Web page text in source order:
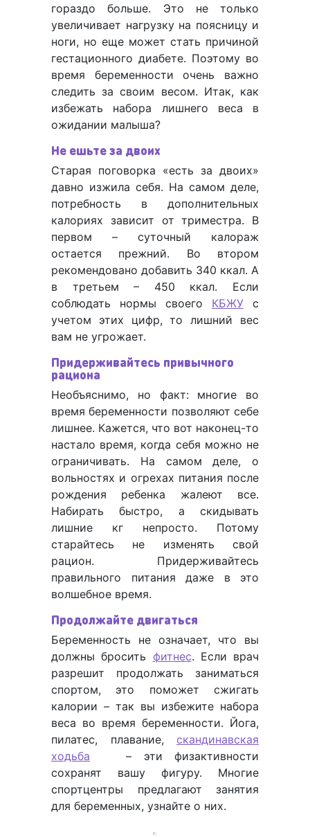
гораздо больше. Это не только
увеличивает нагрузку на поясницу и
ноги, но еще может стать причиной
гестационного диабете. Поэтому во
время беременности очень важно
следить за своим весом. Итак, как
избежать набора лишнего веса в
ожидании малыша?
Не ешьте за двоих
Старая поговорка «есть за двоих»
давно изжила себя. На самом деле,
потребность в дополнительных
калориях зависит от триместра. В
первом – суточный калораж
остается прежний. Во втором
рекомендовано добавить 340 ккал. А
в третьем – 450 ккал. Если
соблюдать нормы своего КБЖУ с
учетом этих цифр, то лишний вес
вам не угрожает.
Придерживайтесь привычного
рациона
Необъяснимо, но факт: многие во
время беременности позволяют себе
лишнее. Кажется, что вот наконец-то
настало время, когда себя можно не
ограничивать. На самом деле, о
вольностях и огрехах питания после
рождения ребенка жалеют все.
Набирать быстро, а скидывать
лишние кг непросто. Потому
старайтесь не изменять свой
рацион. Придерживайтесь
правильного питания даже в это
волшебное время.
Продолжайте двигаться
Беременность не означает, что вы
должны бросить фитнес. Если врач
разрешит продолжать заниматься
спортом, это поможет сжигать
калории – так вы избежите набора
веса во время беременности. Йога,
пилатес, плавание, скандинавская
ходьба – эти физактивности
сохранят вашу фигуру. Многие
спортцентры предлагают занятия
для беременных, узнайте о них.